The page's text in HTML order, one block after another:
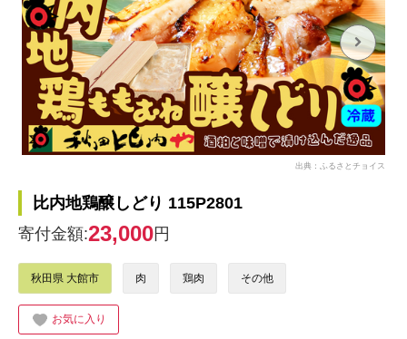
出典：ふるさとチョイス
比内地鶏醸しどり 115P2801
寄付金額:23,000円
秋田県 大館市 肉 鶏肉 その他
お気に入り